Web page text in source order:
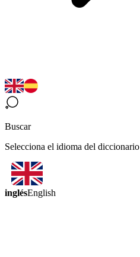
Buscar
Selecciona el idioma del diccionario
inglésEnglish